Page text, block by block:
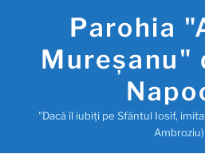
conținut
Parohia
Mureşanu"
"Dacă îl iubiţi pe Sfântul Iosif,
Ambroziu)